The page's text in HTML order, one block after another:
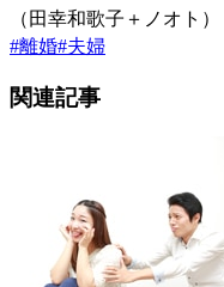
（田幸和歌子＋ノオト）
#離婚#夫婦
関連記事